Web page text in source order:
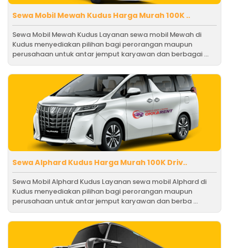
Sewa Mobil Mewah Kudus Harga Murah 100K ..
Sewa Mobil Mewah Kudus Layanan sewa mobil Mewah di
Kudus menyediakan pilihan bagi perorangan maupun
perusahaan untuk antar jemput karyawan dan berbagai ...
Sewa Alphard Kudus Harga Murah 100K Driv..
Sewa Mobil Alphard Kudus Layanan sewa mobil Alphard di
Kudus menyediakan pilihan bagi perorangan maupun
perusahaan untuk antar jemput karyawan dan berba ...